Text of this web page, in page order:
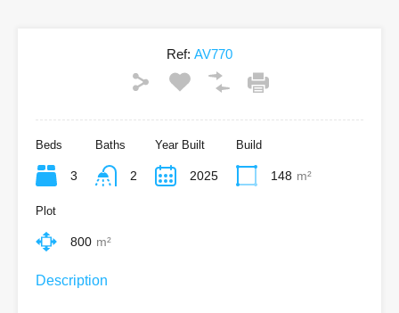
Ref: AV770
Beds
3
Baths
2
Year Built
2025
Build
148 m²
Plot
800 m²
Description